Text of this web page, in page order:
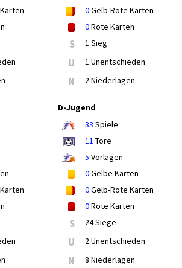
0Gelb-Rote Karten
0Rote Karten
S 1 Sieg
U 1 Unentschieden
N 2 Niederlagen
D-Jugend
33 Spiele
11 Tore
5 Vorlagen
0Gelbe Karten
0Gelb-Rote Karten
0Rote Karten
S 24 Siege
U 2 Unentschieden
N 8 Niederlagen